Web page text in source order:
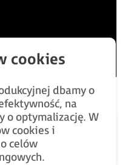
panelach
dbamy o
na
o optymalizację. W
cookies i
celów